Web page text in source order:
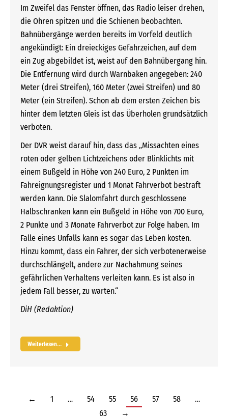
Im Zweifel das Fenster öffnen, das Radio leiser drehen,
die Ohren spitzen und die Schienen beobachten.
Bahnübergänge werden bereits im Vorfeld deutlich
angekündigt: Ein dreieckiges Gefahrzeichen, auf dem
ein Zug abgebildet ist, weist auf den Bahnübergang hin.
Die Entfernung wird durch Warnbaken angegeben: 240
Meter (drei Streifen), 160 Meter (zwei Streifen) und 80
Meter (ein Streifen). Schon ab dem ersten Zeichen bis
hinter dem letzten Gleis ist das Überholen grundsätzlich
verboten.
Der DVR weist darauf hin, dass das „Missachten eines
roten oder gelben Lichtzeichens oder Blinklichts mit
einem Bußgeld in Höhe von 240 Euro, 2 Punkten im
Fahreignungsregister und 1 Monat Fahrverbot bestraft
werden kann. Die Slalomfahrt durch geschlossene
Halbschranken kann ein Bußgeld in Höhe von 700 Euro,
2 Punkte und 3 Monate Fahrverbot zur Folge haben. Im
Falle eines Unfalls kann es sogar das Leben kosten.
Hinzu kommt, dass ein Fahrer, der sich verbotenerweise
durchschlängelt, andere zur Nachahmung seines
gefährlichen Verhaltens verleiten kann. Es ist also in
jedem Fall besser, zu warten.“
DiH (Redaktion)
Weiterlesen...
← 1 … 54 55 56 57 58
…
63
→